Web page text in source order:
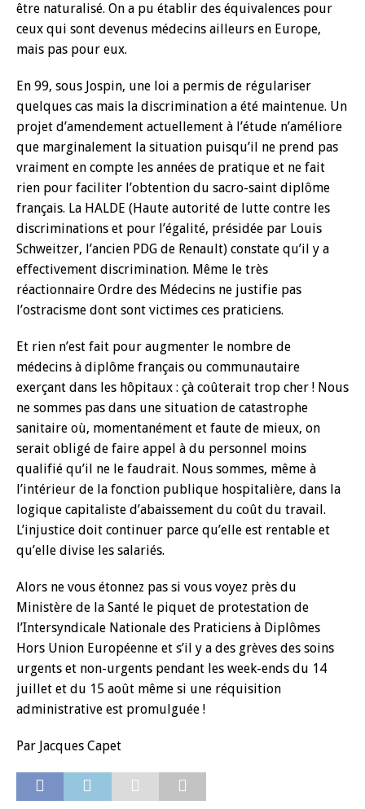
être naturalisé. On a pu établir des équivalences pour
ceux qui sont devenus médecins ailleurs en Europe,
mais pas pour eux.
En 99, sous Jospin, une loi a permis de régulariser
quelques cas mais la discrimination a été maintenue. Un
projet d’amendement actuellement à l’étude n’améliore
que marginalement la situation puisqu’il ne prend pas
vraiment en compte les années de pratique et ne fait
rien pour faciliter l’obtention du sacro-saint diplôme
français. La HALDE (Haute autorité de lutte contre les
discriminations et pour l’égalité, présidée par Louis
Schweitzer, l’ancien PDG de Renault) constate qu’il y a
effectivement discrimination. Même le très
réactionnaire Ordre des Médecins ne justifie pas
l’ostracisme dont sont victimes ces praticiens.
Et rien n’est fait pour augmenter le nombre de
médecins à diplôme français ou communautaire
exerçant dans les hôpitaux : çà coûterait trop cher ! Nous
ne sommes pas dans une situation de catastrophe
sanitaire où, momentanément et faute de mieux, on
serait obligé de faire appel à du personnel moins
qualifié qu’il ne le faudrait. Nous sommes, même à
l’intérieur de la fonction publique hospitalière, dans la
logique capitaliste d’abaissement du coût du travail.
L’injustice doit continuer parce qu’elle est rentable et
qu’elle divise les salariés.
Alors ne vous étonnez pas si vous voyez près du
Ministère de la Santé le piquet de protestation de
l’Intersyndicale Nationale des Praticiens à Diplômes
Hors Union Européenne et s’il y a des grèves des soins
urgents et non-urgents pendant les week-ends du 14
juillet et du 15 août même si une réquisition
administrative est promulguée !
Par Jacques Capet